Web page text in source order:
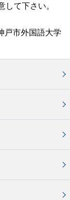
て下さい。
戸市外国語大学